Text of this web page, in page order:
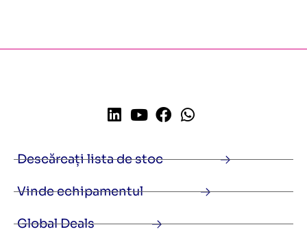
Descărcați lista de stoc
Vinde echipamentul
Global Deals